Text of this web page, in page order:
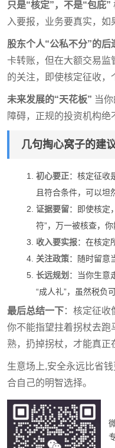
只是“核定”，不是“包庇”
入要报，业务要真实，如
股东个人“公私不分”的后
卡转账，但在大额交易监
的关注，即使核定征收，
未来发展的“天花板” 当
障碍，正规的投资机构
几句掏心窝子的建
初心要正：核定征收
且符合条件，可以坦
证据要留：即使核定
符”，万一被核查，你
收入要实报：在核定
关注政策：随时留意
长远规划 ：当你生意
“成人礼”，虽然税负
最后总结一下：核定征收
你不能指望拄着拐杖去跑
熟，扔掉拐杖，才能真正
生意场上,安全永远比省
合自己的明智选择。